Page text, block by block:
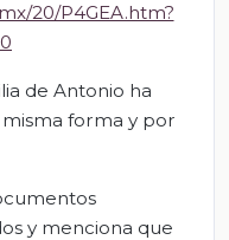
20/P4GEA.htm?
de Antonio ha
forma y por
y menciona que